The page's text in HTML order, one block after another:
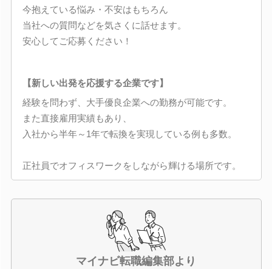
今抱えている悩み・不安はもちろん
当社への質問などを気さくに話せます。
安心してご応募ください！
【新しい出発を応援する企業です】
経験を問わず、大手優良企業への勤務が可能です。
また直接雇用実績もあり、
入社から半年～1年で転換を実現している例も多数。
正社員でオフィスワークをしながら輝ける場所です。
マイナビ転職編集部より